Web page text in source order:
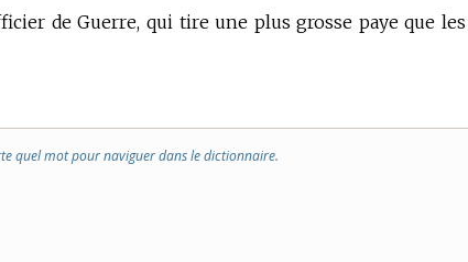
de Guerre, qui tire une plus grosse paye que les
quel mot pour naviguer dans le dictionnaire.